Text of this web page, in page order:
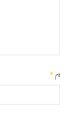
نام*